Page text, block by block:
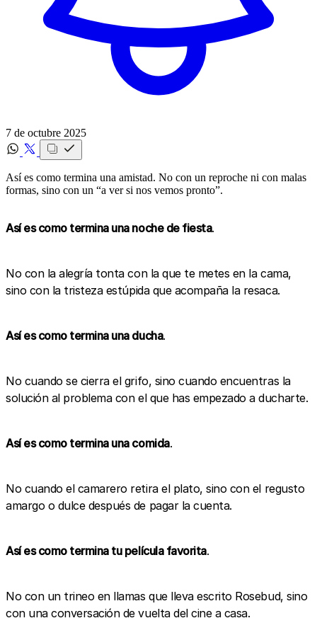
7 de octubre 2025
Así es como termina una amistad. No con un reproche ni con malas
formas, sino con un “a ver si nos vemos pronto”.‍
Así es como termina una noche de fiesta.
No con la alegría tonta con la que te metes en la cama,
sino con la tristeza estúpida que acompaña la resaca.
Así es como termina una ducha.
No cuando se cierra el grifo, sino cuando encuentras la
solución al problema con el que has empezado a ducharte.
Así es como termina una comida.
No cuando el camarero retira el plato, sino con el regusto
amargo o dulce después de pagar la cuenta.
Así es como termina tu película favorita.
No con un trineo en llamas que lleva escrito Rosebud, sino
con una conversación de vuelta del cine a casa.